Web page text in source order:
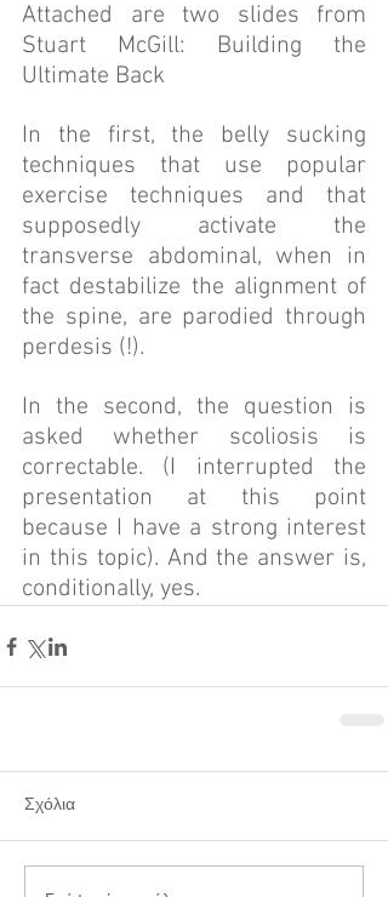
Attached are two slides from
Stuart McGill: Building the
Ultimate Back
In the first, the belly sucking
techniques that use popular
exercise techniques and that
supposedly activate the
transverse abdominal, when in
fact destabilize the alignment of
the spine, are parodied through
perdesis (!).
In the second, the question is
asked whether scoliosis is
correctable. (I interrupted the
presentation at this point
because I have a strong interest
in this topic). And the answer is,
conditionally, yes.
Σχόλια